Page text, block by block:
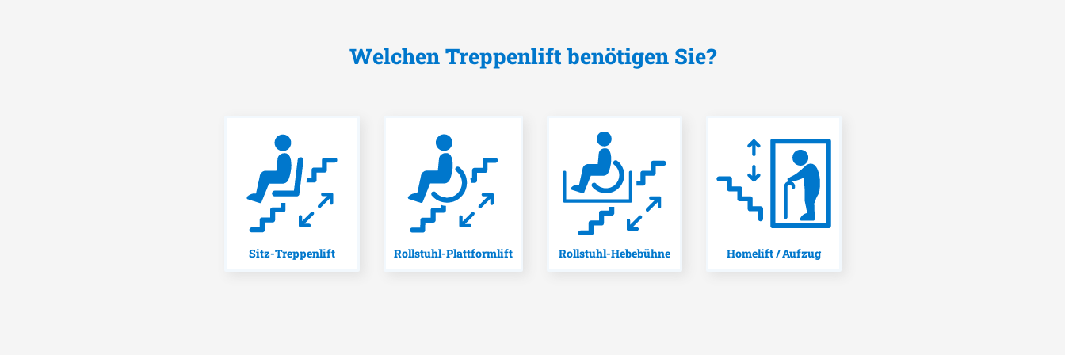
Welchen Treppenlift benötigen Sie?
Sitz-Treppenlift Rollstuhl-Plattformlift Rollstuhl-Hebebühne Homelift / Aufzug